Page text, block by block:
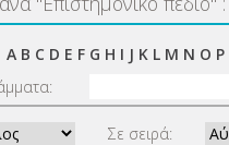
A B C D E F G H I J K L M N O P
Σε σειρά: